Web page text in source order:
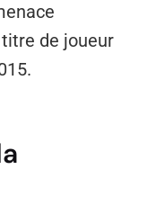
de joueur